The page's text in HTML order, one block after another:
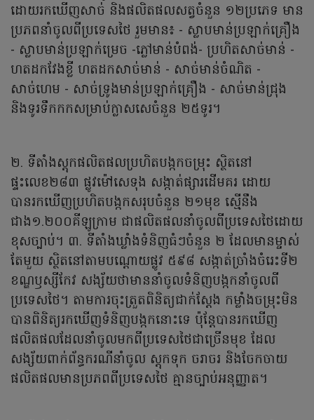
ដោយរកឃើញសាច់ និងផលិតផលសត្វចំនួន ១២ប្រភេទ មាន
ប្រភពនាំចូលពីប្រទេសថៃ រួមមាន៖ - ស្លាបមាន់ប្រឡាក់គ្រឿង
- ស្លាបមាន់ប្រឡាក់ម្រេច -ភ្លៅមាន់បំពង់- ប្រហិតសាច់មាន់ -
ហតដកវែងខ្លី ហតដកសាច់មាន់ - សាច់មាន់ចំណិត -
សាច់ហេម - សាច់ទ្រូងមាន់ប្រឡាក់គ្រឿង - សាច់មាន់ជ្រុង
និងទូរទឹកកកសម្រាប់ក្លាសសេចំនួន ២៥ទូរ។
២. ទីតាំងស្តុកផលិតផលប្រហិតបង្កកចម្រុះ ស្ថិតនៅ
ផ្ទះលេខ២៨៣ ផ្លូវម៉ៅសេទុង សង្កាត់ផ្សារដើមគរ ដោយ
បានរកឃើញប្រហិតបង្កកសរុបចំនួន ២១មុខ ស្មើនឹង
ជាង១.២០០គីឡូក្រាម ជាផលិតផលនាំចូលពីប្រទេសថៃដោយ
ខុសច្បាប់។ ៣. ទីតាំងឃ្លាំងទំនិញធំៗចំនួន ២ ដែលមានម្ចាស់
តែមួយ ស្ថិតនៅតាមបណ្តោយផ្លូវ ៥៩៨ សង្កាត់ច្រាំងចំរេះទី២
ខណ្ឌឫស្សីកែវ សង្ស័យថាមាននាំចូលទំនិញបង្កកនាំចូលពី
ប្រទេសថៃ។ តាមការចុះត្រួតពិនិត្យជាក់ស្ដែង កម្លាំងចម្រុះមិន
បានពិនិត្យរកឃើញទំនិញបង្កកនោះទេ ប៉ុន្តែបានរកឃើញ
ផលិតផលដែលនាំចូលមកពីប្រទេសថៃជាច្រើនមុខ ដែល
សង្ស័យពាក់ព័ន្ធករណីនាំចូល ស្តុកទុក ចរាចរ និងចែកចាយ
ផលិតផលមានប្រភពពីប្រទេសថៃ គ្មានច្បាប់អនុញ្ញាត។